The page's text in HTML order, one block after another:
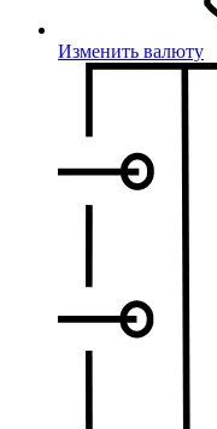
Изменить валюту